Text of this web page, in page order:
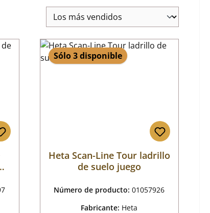
Sólo 3 disponible
Heta Scan-Line Tour ladrillo
de suelo juego
Número de producto:01057926
Fabricante: Heta